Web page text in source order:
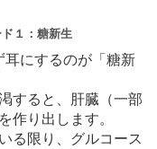
１：糖新生
耳にするのが「糖新
すると、肝臓（一部
作り出します。
る限り、グルコース